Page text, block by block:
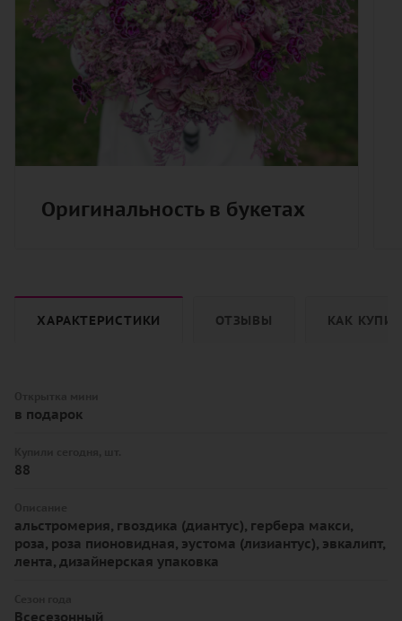
Оригинальность в букетах
ХАРАКТЕРИСТИКИ ОТЗЫВЫ КАК
в подарок
88
альстромерия, гвоздика (диантус), гербера макси,
роза, роза пионовидная, эустома (лизиантус), эвкалипт,
лента, дизайнерская упаковка
Всесезонный